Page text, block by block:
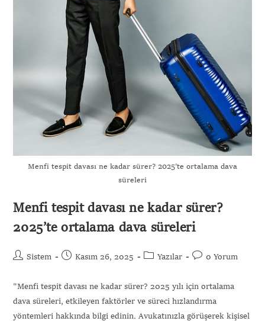
Menfi tespit davası ne kadar sürer? 2025’te ortalama dava
süreleri
Menfi tespit davası ne kadar sürer?
2025’te ortalama dava süreleri
Sistem Kasım 26, 2025 Yazılar 0 Yorum
"Menfi tespit davası ne kadar sürer? 2025 yılı için ortalama
dava süreleri, etkileyen faktörler ve süreci hızlandırma
yöntemleri hakkında bilgi edinin. Avukatınızla görüşerek kişisel